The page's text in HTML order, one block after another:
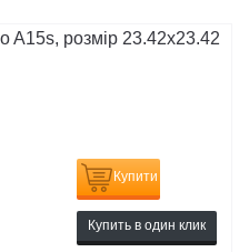
A15s, розмір 23.42x23.42
Купити
Купить в один клик